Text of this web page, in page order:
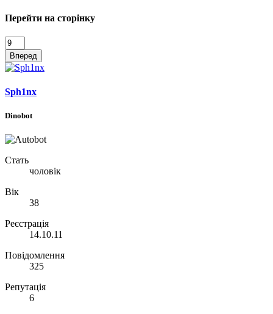
Перейти на сторінку
Вперед
Sph1nx
Dinobot
Стать
чоловік
Вік
38
Реєстрація
14.10.11
Повідомлення
325
Репутація
6